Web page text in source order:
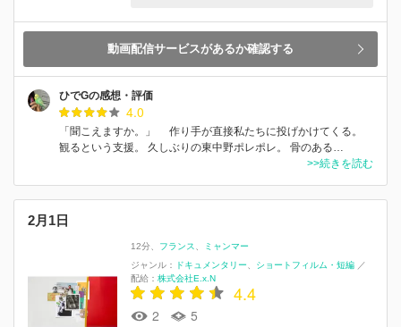
動画配信サービスがあるか確認する
ひでGの感想・評価
4.0
「聞こえますか。」 作り手が直接私たちに投げかけてくる。
観るという支援。 久しぶりの東中野ポレポレ。 骨のある…
>>続きを読む
2月1日
12分 フランス
ミャンマー
ジャンル：
ドキュメンタリー ショートフィルム・短編 ／
配給： 株式会社E.x.N
4.4
2 5